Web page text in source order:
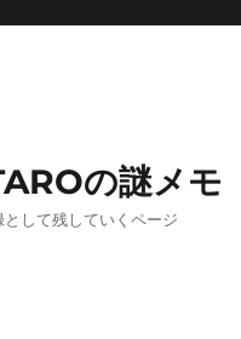
の謎メモ
して残していくページ